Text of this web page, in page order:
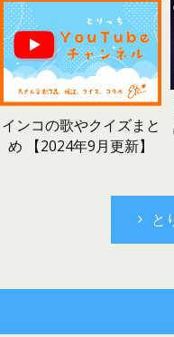
インコの歌やクイズまと
め 【2024年9月更新】
と